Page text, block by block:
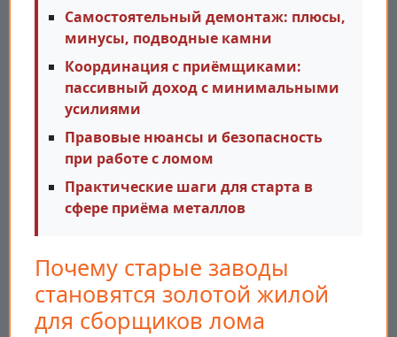
Самостоятельный демонтаж: плюсы,
минусы, подводные камни
Координация с приёмщиками:
пассивный доход с минимальными
усилиями
Правовые нюансы и безопасность
при работе с ломом
Практические шаги для старта в
сфере приёма металлов
Почему старые заводы
становятся золотой жилой
для сборщиков лома